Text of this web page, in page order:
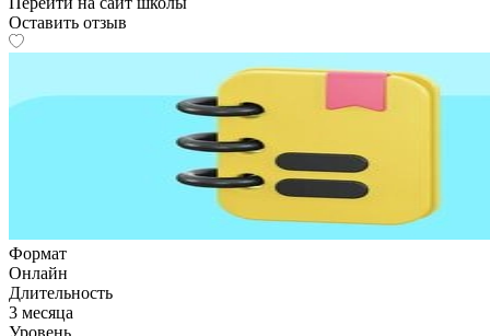
Оставить отзыв
Формат
Онлайн
Длительность
3 месяца